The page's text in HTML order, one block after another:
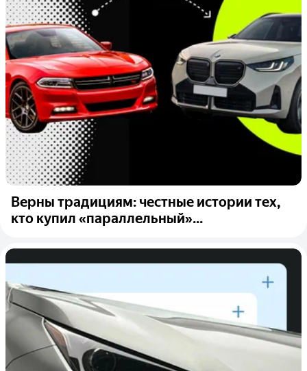
Верны традициям: честные истории тех,
кто купил «параллельный»...